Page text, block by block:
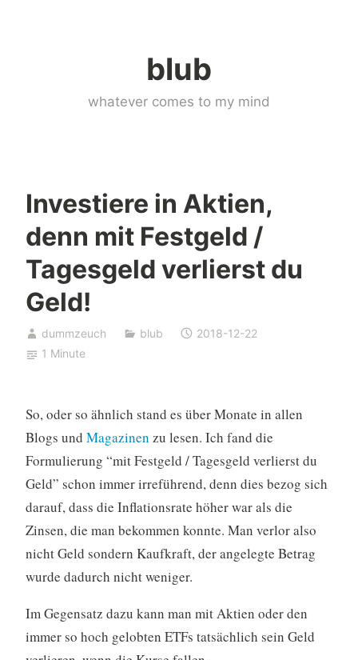
blub
whatever comes to my mind
Investiere in Aktien,
denn mit Festgeld /
Tagesgeld verlierst du
Geld!
dummzeuch blub
2018-12-22
1 Minute
So, oder so ähnlich stand es über Monate in allen
Blogs und Magazinen zu lesen. Ich fand die
Formulierung “mit Festgeld / Tagesgeld verlierst du
Geld” schon immer irreführend, denn dies bezog sich
darauf, dass die Inflationsrate höher war als die
Zinsen, die man bekommen konnte. Man verlor also
nicht Geld sondern Kaufkraft, der angelegte Betrag
wurde dadurch nicht weniger.
Im Gegensatz dazu kann man mit Aktien oder den
immer so hoch gelobten ETFs tatsächlich sein Geld